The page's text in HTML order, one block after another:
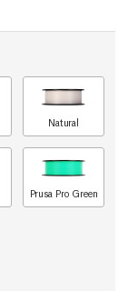
Natural
Prusa Pro Green